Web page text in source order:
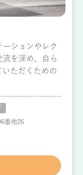
ーションやレク
流を深め、自ら
ただくための
番地26